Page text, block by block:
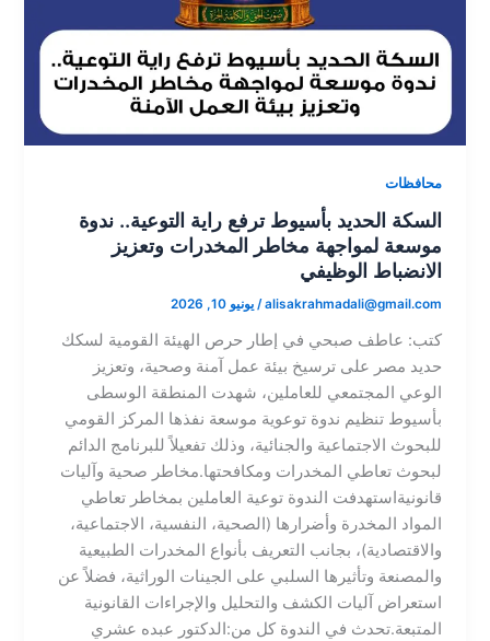
محافظات
السكة الحديد بأسيوط ترفع راية التوعية.. ندوة
موسعة لمواجهة مخاطر المخدرات وتعزيز
الانضباط الوظيفي
alisakrahmadali@gmail.com
/يونيو 10, 2026
​كتب: عاطف صبحي​ في إطار حرص الهيئة القومية لسكك
حديد مصر على ترسيخ بيئة عمل آمنة وصحية، وتعزيز
الوعي المجتمعي للعاملين، شهدت المنطقة الوسطى
بأسيوط تنظيم ندوة توعوية موسعة نفذها المركز القومي
للبحوث الاجتماعية والجنائية، وذلك تفعيلاً للبرنامج الدائم
لبحوث تعاطي المخدرات ومكافحتها.​مخاطر صحية وآليات
قانونية​استهدفت الندوة توعية العاملين بمخاطر تعاطي
المواد المخدرة وأضرارها (الصحية، النفسية، الاجتماعية،
والاقتصادية)، بجانب التعريف بأنواع المخدرات الطبيعية
والمصنعة وتأثيرها السلبي على الجينات الوراثية، فضلاً عن
استعراض آليات الكشف والتحليل والإجراءات القانونية
المتبعة.​تحدث في الندوة كل من:​الدكتور عبده عشري